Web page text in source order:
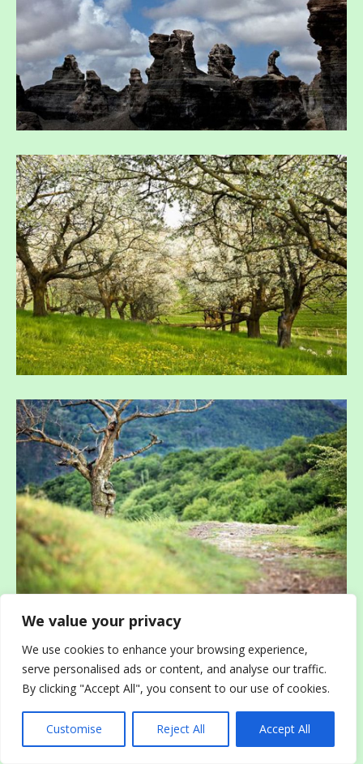
We value your privacy
We use cookies to enhance your browsing experience,
serve personalised ads or content, and analyse our traffic.
By clicking "Accept All", you consent to our use of cookies.
Customise Reject All Accept All